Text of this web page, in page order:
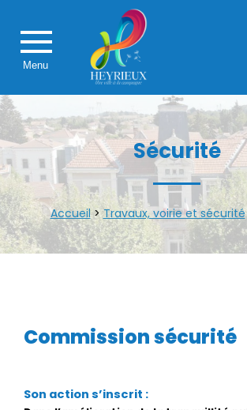
Menu
Sécurité
Accueil>Travaux, voirie et sécurité
Commission sécurité
Son action s’inscrit :